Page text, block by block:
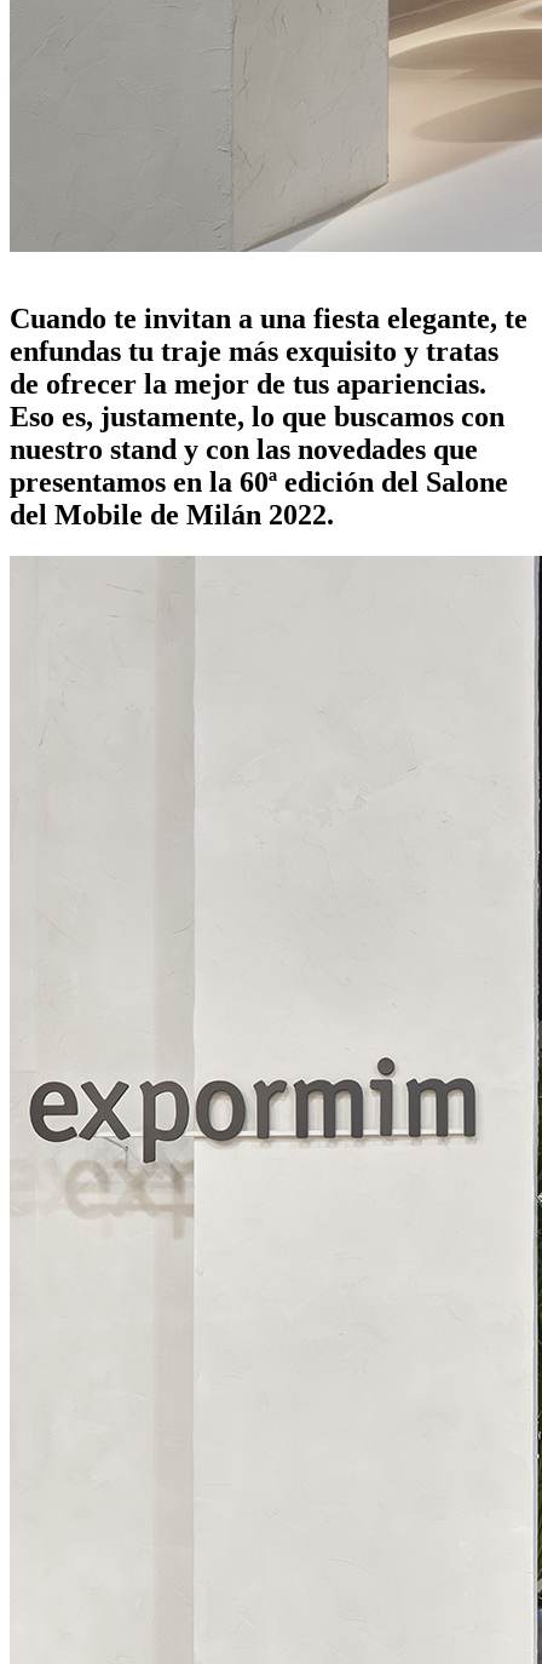
Cuando te invitan a una fiesta elegante, te
enfundas tu traje más exquisito y tratas
de ofrecer la mejor de tus apariencias.
Eso es, justamente, lo que buscamos con
nuestro stand y con las novedades que
presentamos en la 60ª edición del Salone
del Mobile de Milán 2022.